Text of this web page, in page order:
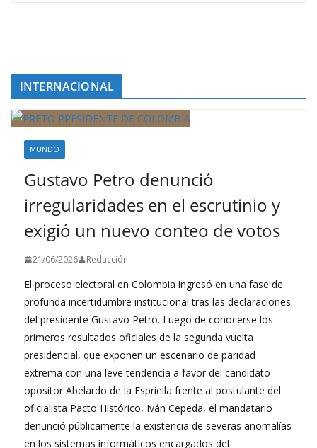
INTERNACIONAL
MUNDO
Gustavo Petro denunció
irregularidades en el escrutinio y
exigió un nuevo conteo de votos
21/06/2026 Redacción
El proceso electoral en Colombia ingresó en una fase de
profunda incertidumbre institucional tras las declaraciones
del presidente Gustavo Petro. Luego de conocerse los
primeros resultados oficiales de la segunda vuelta
presidencial, que exponen un escenario de paridad
extrema con una leve tendencia a favor del candidato
opositor Abelardo de la Espriella frente al postulante del
oficialista Pacto Histórico, Iván Cepeda, el mandatario
denunció públicamente la existencia de severas anomalías
en los sistemas informáticos encargados del